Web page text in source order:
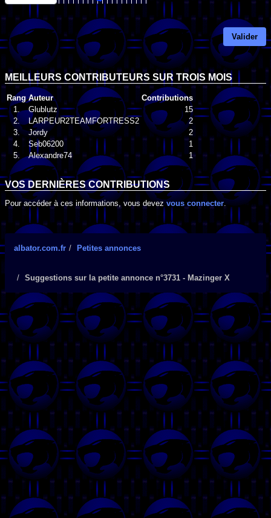
Valider
MEILLEURS CONTRIBUTEURS SUR TROIS MOIS
Rang Auteur
Contributions
1.
Glublutz
15
2.
LARPEUR2TEAMFORTRESS2
2
3.
Jordy
2
4.
Seb06200
1
5.
Alexandre74 1
VOS DERNIÈRES CONTRIBUTIONS
Pour accéder à ces informations, vous devez vous connecter.
albator.com.fr Petites annonces
Suggestions sur la petite annonce n°3731 - Mazinger X